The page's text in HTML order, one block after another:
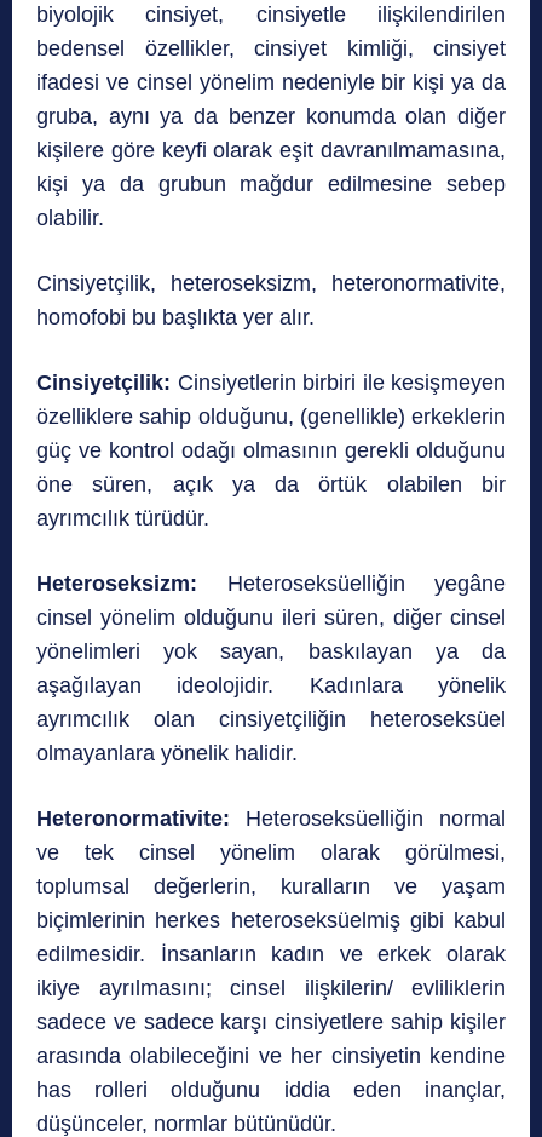
biyolojik cinsiyet, cinsiyetle ilişkilendirilen
bedensel özellikler, cinsiyet kimliği, cinsiyet
ifadesi ve cinsel yönelim nedeniyle bir kişi ya da
gruba, aynı ya da benzer konumda olan diğer
kişilere göre keyfi olarak eşit davranılmamasına,
kişi ya da grubun mağdur edilmesine sebep
olabilir.
Cinsiyetçilik, heteroseksizm, heteronormativite,
homofobi bu başlıkta yer alır.
Cinsiyetçilik: Cinsiyetlerin birbiri ile kesişmeyen
özelliklere sahip olduğunu, (genellikle) erkeklerin
güç ve kontrol odağı olmasının gerekli olduğunu
öne süren, açık ya da örtük olabilen bir
ayrımcılık türüdür.
Heteroseksizm: Heteroseksüelliğin yegâne
cinsel yönelim olduğunu ileri süren, diğer cinsel
yönelimleri yok sayan, baskılayan ya da
aşağılayan ideolojidir. Kadınlara yönelik
ayrımcılık olan cinsiyetçiliğin heteroseksüel
olmayanlara yönelik halidir.
Heteronormativite: Heteroseksüelliğin normal
ve tek cinsel yönelim olarak görülmesi,
toplumsal değerlerin, kuralların ve yaşam
biçimlerinin herkes heteroseksüelmiş gibi kabul
edilmesidir. İnsanların kadın ve erkek olarak
ikiye ayrılmasını; cinsel ilişkilerin/ evliliklerin
sadece ve sadece karşı cinsiyetlere sahip kişiler
arasında olabileceğini ve her cinsiyetin kendine
has rolleri olduğunu iddia eden inançlar,
düşünceler, normlar bütünüdür.